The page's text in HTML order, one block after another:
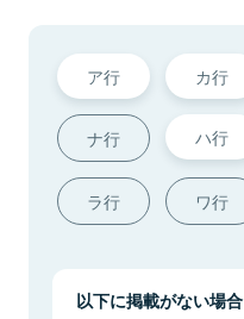
ア行 カ行
ナ行 ハ行
ラ行 ワ行
以下に掲載がない場合